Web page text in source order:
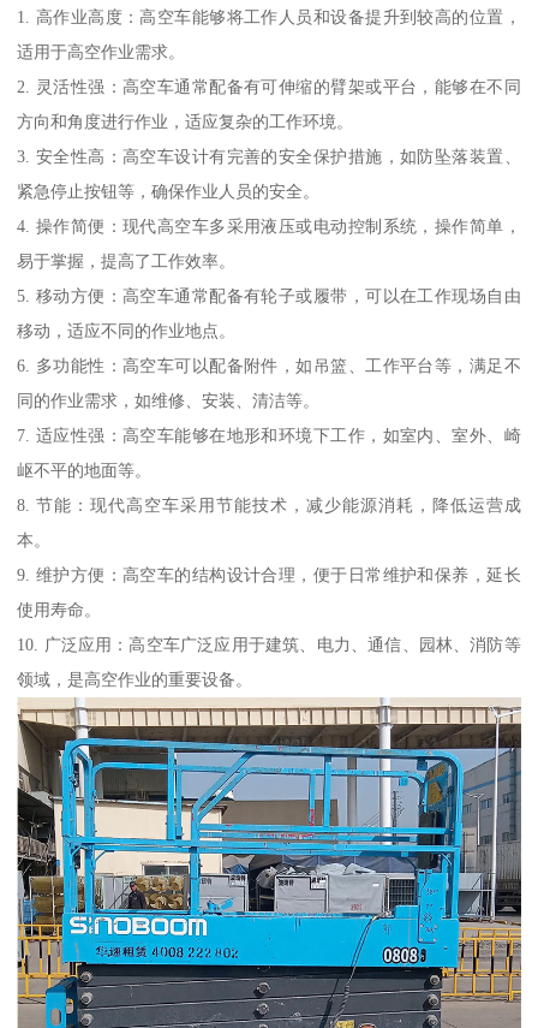
1. 高作业高度：高空车能够将工作人员和设备提升到较高的位置，
适用于高空作业需求。
2. 灵活性强：高空车通常配备有可伸缩的臂架或平台，能够在不同
方向和角度进行作业，适应复杂的工作环境。
3. 安全性高：高空车设计有完善的安全保护措施，如防坠落装置、
紧急停止按钮等，确保作业人员的安全。
4. 操作简便：现代高空车多采用液压或电动控制系统，操作简单，
易于掌握，提高了工作效率。
5. 移动方便：高空车通常配备有轮子或履带，可以在工作现场自由
移动，适应不同的作业地点。
6. 多功能性：高空车可以配备附件，如吊篮、工作平台等，满足不
同的作业需求，如维修、安装、清洁等。
7. 适应性强：高空车能够在地形和环境下工作，如室内、室外、崎
岖不平的地面等。
8. 节能：现代高空车采用节能技术，减少能源消耗，降低运营成
本。
9. 维护方便：高空车的结构设计合理，便于日常维护和保养，延长
使用寿命。
10. 广泛应用：高空车广泛应用于建筑、电力、通信、园林、消防等
领域，是高空作业的重要设备。